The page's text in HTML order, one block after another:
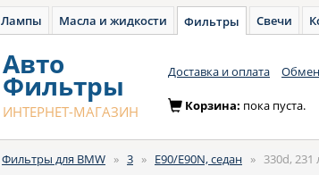
Лампы Масла и жидкости Фильтры Свечи
Авто
Фильтры
ИНТЕРНЕТ-МАГАЗИН
Доставка и оплата Обмен
Корзина: пока пуста.
Фильтры для BMW » 3 » E90/E90N, седан » 330d, 231